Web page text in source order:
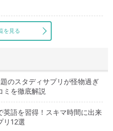
を見る
題のスタディサプリが怪物過ぎ
ミを徹底解説
英語を習得！スキマ時間に出来
リ12選